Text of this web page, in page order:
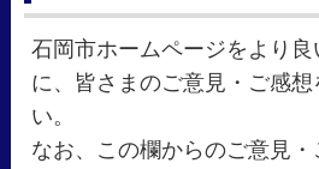
石岡市ホームページをより
に、皆さまのご意見・ご感想
い。
なお、この欄からのご意見